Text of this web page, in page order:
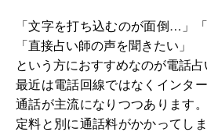
「文字を打ち込むのが面倒…」
「直接占い師の声を聞きたい」
という方におすすめなのが電話占
最近は電話回線ではなくインタ
通話が主流になりつつあります
定料と別に通話料がかかってし